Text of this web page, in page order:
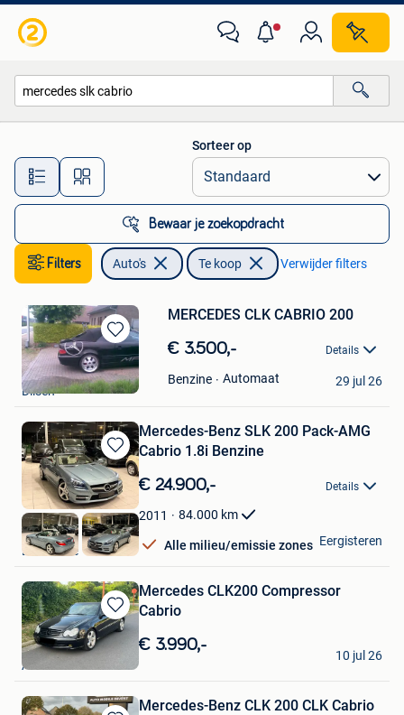
Alle afstanden…
Sorteer op
Bewaar je zoekopdracht
Filters Auto's Te koop Verwijder filters
Bewaren
in
Mijn
Favorieten
MERCEDES CLK CABRIO 200
€ 3.500,- Details
Benzine Automaat
Ruby Spee
Dilsen
29 jul 26
Bewaren
in
Mijn
Favorieten
Mercedes-Benz SLK 200 Pack-AMG
Cabrio 1.8i Benzine
€ 24.900,- Details
2011 84.000 km
Alle milieu/emissie zones
HAK Auto
Lendelede
Eergisteren
Bewaren
in
Mijn
Favorieten
Mercedes CLK200 Compressor
Cabrio
€ 3.990,-
Adrien
Asse
10 jul 26
Mercedes-Benz CLK 200 CLK Cabrio